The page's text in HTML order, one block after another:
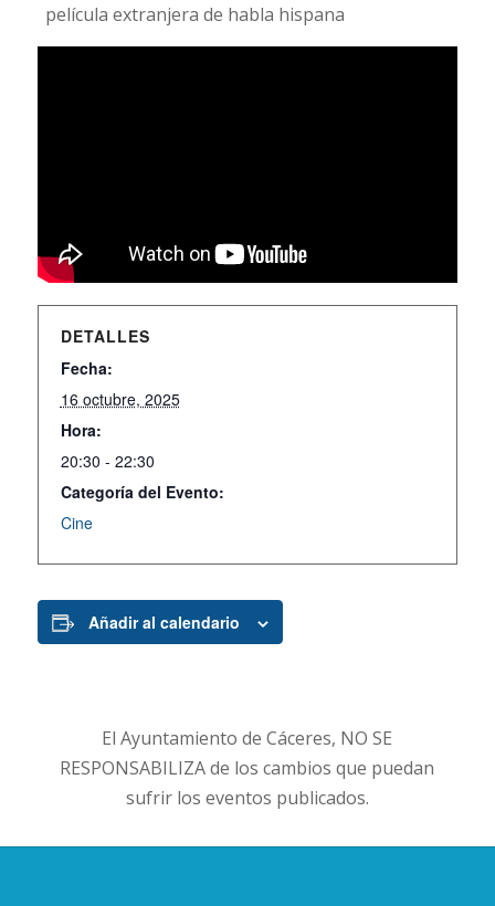
película extranjera de habla hispana
DETALLES
Fecha:
16 octubre, 2025
Hora:
20:30 - 22:30
Categoría del Evento:
Cine
Añadir al calendario
El Ayuntamiento de Cáceres, NO SE
RESPONSABILIZA de los cambios que puedan
sufrir los eventos publicados.